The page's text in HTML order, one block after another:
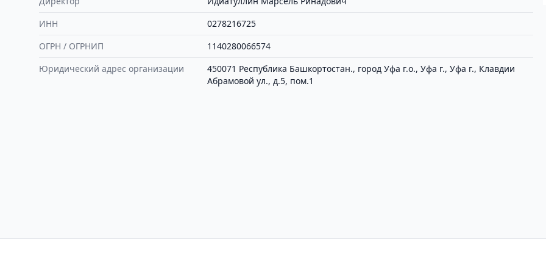
ИНН
0278216725
ОГРН / ОГРНИП
1140280066574
Юридический адрес организации
450071 Республика Башкортостан., город Уфа г.о., Уфа г., Уфа г., Клавдии
Абрамовой ул., д.5, пом.1